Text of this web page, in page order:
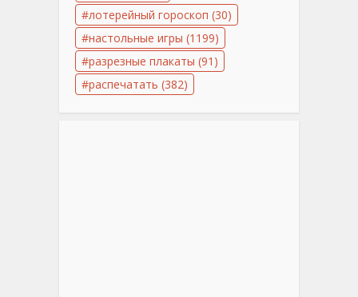
лотерейный гороскоп (30)
настольные игры (1199)
разрезные плакаты (91)
распечатать (382)